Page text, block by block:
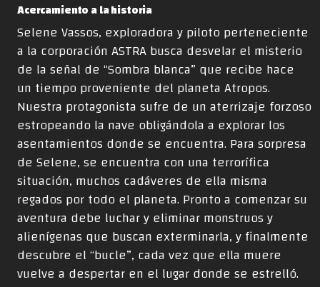
Acercamiento a la historia
Selene Vassos, exploradora y piloto perteneciente
a la corporación ASTRA busca desvelar el misterio
de la señal de “Sombra blanca” que recibe hace
un tiempo proveniente del planeta Atropos.
Nuestra protagonista sufre de un aterrizaje forzoso
estropeando la nave obligándola a explorar los
asentamientos donde se encuentra. Para sorpresa
de Selene, se encuentra con una terrorífica
situación, muchos cadáveres de ella misma
regados por todo el planeta. Pronto a comenzar su
aventura debe luchar y eliminar monstruos y
alienígenas que buscan exterminarla, y finalmente
descubre el “bucle”, cada vez que ella muere
vuelve a despertar en el lugar donde se estrelló.